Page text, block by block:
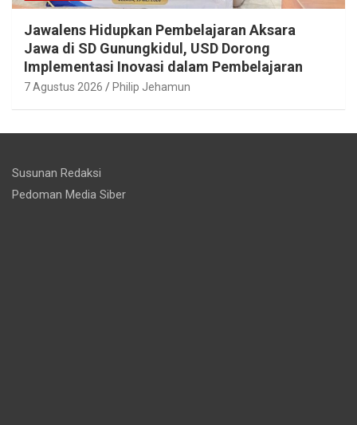
Jawalens Hidupkan Pembelajaran Aksara
Jawa di SD Gunungkidul, USD Dorong
Implementasi Inovasi dalam Pembelajaran
7 Agustus 2026 Philip Jehamun
Susunan Redaksi
Pedoman Media Siber